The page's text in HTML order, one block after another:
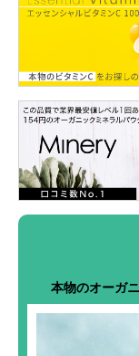
本物のオーガ